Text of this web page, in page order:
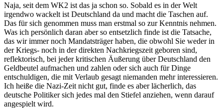
Naja, seit dem WK2 ist das ja schon so. Sobald es in der Welt
irgendwo wackelt ist Deutschland da und macht die Taschen auf.
Das für sich genommen muss man erstmal so zur Kenntnis nehmen.
Was ich persönlich daran aber so entsetzlich finde ist die Tatsache,
das wir immer noch Mandatsträger haben, die obwohl Sie weder in
der Kriegs- noch in der direkten Nachkriegszeit geboren sind,
reflektorisch, bei jeder kritischen Äußerung über Deutschland den
Geldbeutel aufmachen und zahlen oder sich auch für Dinge
entschuldigen, die mit Verlaub gesagt niemanden mehr interessieren.
Ich heiße die Nazi-Zeit nicht gut, finde es aber lächerlich, das
deutsche Politiker sich jedes mal den Stiefel anziehen, wenn darauf
angespielt wird.